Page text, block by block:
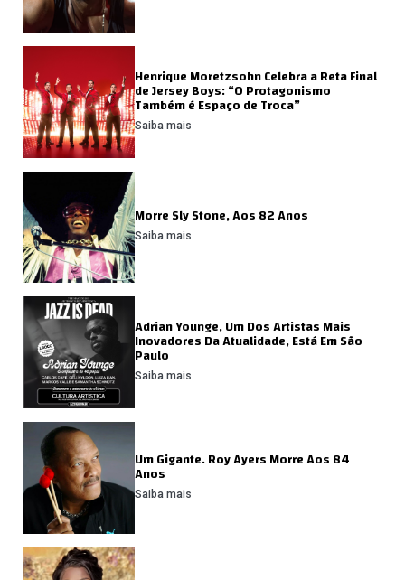
Henrique Moretzsohn Celebra a Reta Final
de Jersey Boys: “O Protagonismo
Também é Espaço de Troca”
Saiba mais
Morre Sly Stone, Aos 82 Anos
Saiba mais
Adrian Younge, Um Dos Artistas Mais
Inovadores Da Atualidade, Está Em São
Paulo
Saiba mais
Um Gigante. Roy Ayers Morre Aos 84
Anos
Saiba mais